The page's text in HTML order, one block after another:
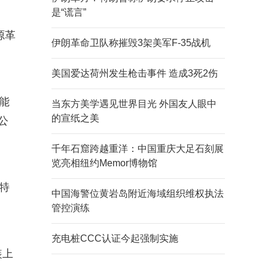
革
是“谎言”
伊朗革命卫队称摧毁3架美军F-35战机
美国爱达荷州发生枪击事件 造成3死2伤
当东方美学遇见世界目光 外国友人眼中
的宣纸之美
千年石窟跨越重洋：中国重庆大足石刻展
览亮相纽约Memor博物馆
中国海警位黄岩岛附近海域组织维权执法
管控演练
充电桩CCC认证今起强制实施